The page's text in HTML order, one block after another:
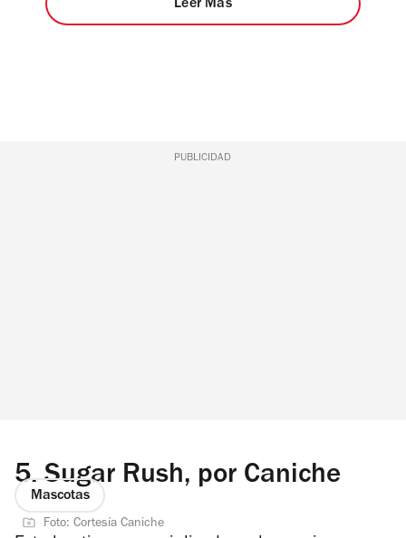
Leer Más
PUBLICIDAD
5. Sugar Rush, por Caniche
Mascotas
Foto: Cortesía Caniche